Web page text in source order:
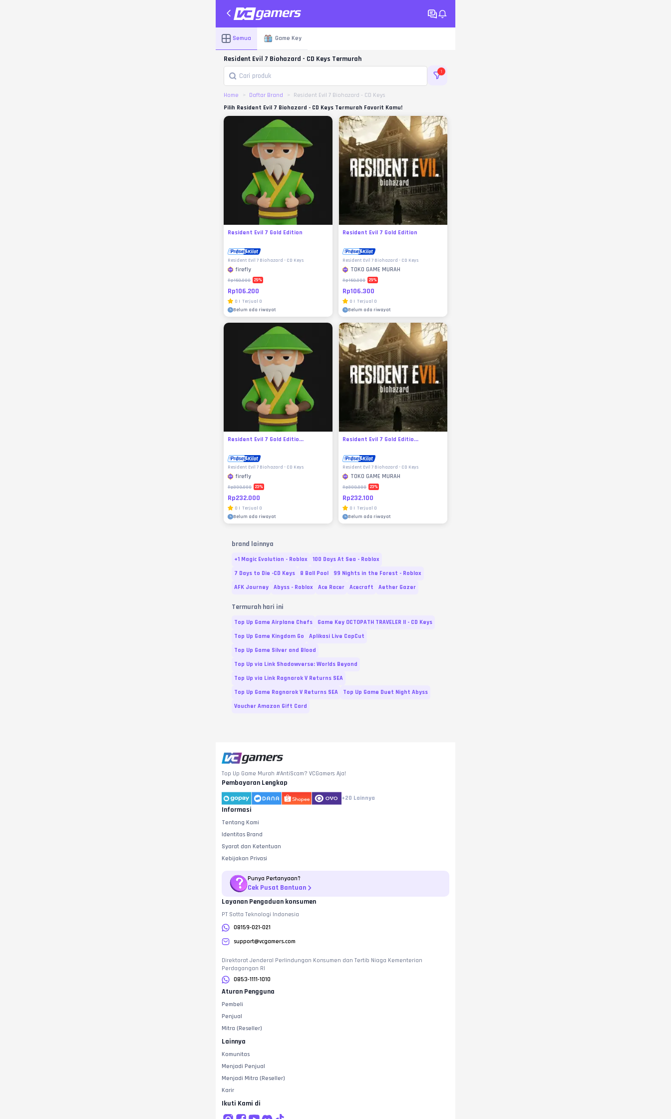
Semua Game Key
Resident Evil 7 Biohazard - CD Keys Termurah
1
Home Daftar Brand
Resident Evil 7 Biohazard - CD Keys
Pilih Resident Evil 7 Biohazard - CD Keys Termurah Favorit Kamu!
Resident Evil 7 Gold Edition
Resident Evil 7 Biohazard - CD Keys
firefly
Rp150.000 29%
Rp106.200
0 | Terjual 0
Belum ada riwayat
Resident Evil 7 Gold Edition
Resident Evil 7 Biohazard - CD Keys
TOKO GAME MURAH
Rp150.000 29%
Rp106.300
0 | Terjual 0
Belum ada riwayat
Resident Evil 7 Gold Editio...
Resident Evil 7 Biohazard - CD Keys
firefly
Rp300.000 23%
Rp232.000
0 | Terjual 0
Belum ada riwayat
Resident Evil 7 Gold Editio...
Resident Evil 7 Biohazard - CD Keys
TOKO GAME MURAH
Rp300.000 23%
Rp232.100
0 | Terjual 0
Belum ada riwayat
brand lainnya
+1 Magic Evolution - Roblox
100 Days At Sea - Roblox
7 Days to Die -CD Keys
8 Ball Pool
99 Nights in the Forest - Roblox
AFK Journey
Abyss - Roblox Ace Racer Acecraft Aether Gazer
Termurah hari ini
Top Up Game Airplane Chefs
Game Key OCTOPATH TRAVELER II - CD Keys
Top Up Game Kingdom Go
Aplikasi Live CapCut
Top Up Game Silver and Blood
Top Up via Link Shadowverse: Worlds Beyond
Top Up via Link Ragnarok V Returns SEA
Top Up Game Ragnarok V Returns SEA
Top Up Game Duet Night Abyss
Voucher Amazon Gift Card
Top Up Game Murah #AntiScam? VCGamers Aja!
Pembayaran Lengkap
+20 Lainnya
Informasi
Tentang Kami
Identitas Brand
Syarat dan Ketentuan
Kebijakan Privasi
Punya Pertanyaan?
Cek Pusat Bantuan
Layanan Pengaduan konsumen
PT Sotta Teknologi Indonesia
08159-021-021
support@vcgamers.com
Direktorat Jenderal Perlindungan Konsumen dan Tertib Niaga Kementerian
Perdagangan RI
0853-1111-1010
Aturan Pengguna
Pembeli
Penjual
Mitra (Reseller)
Lainnya
Komunitas
Menjadi Penjual
Menjadi Mitra (Reseller)
Karir
Ikuti Kami di